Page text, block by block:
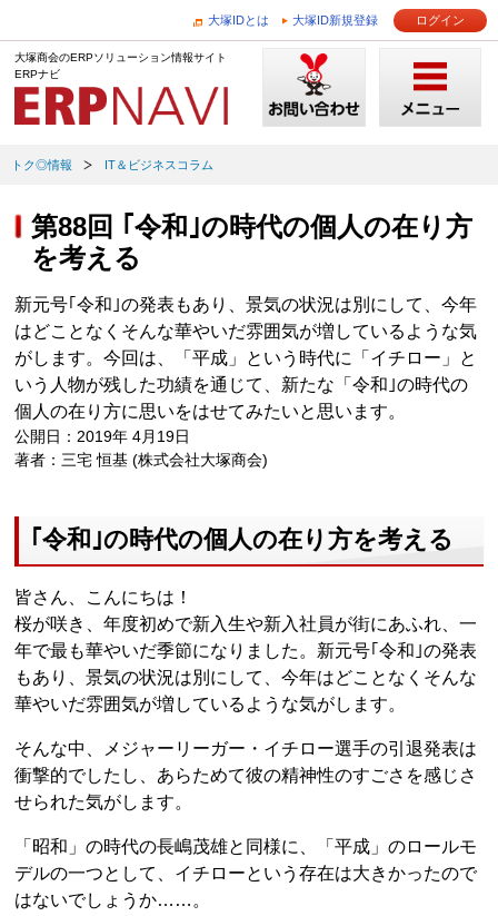
大塚IDとは 大塚ID新規登録 ログイン
大塚商会のERPソリューション情報サイト
ERPナビ
トク◎情報 IT＆ビジネスコラム
第88回 ｢令和｣の時代の個人の在り方
を考える
新元号｢令和｣の発表もあり、景気の状況は別にして、今年
はどことなくそんな華やいだ雰囲気が増しているような気
がします。今回は、「平成」という時代に「イチロー」と
いう人物が残した功績を通じて、新たな「令和｣の時代の
個人の在り方に思いをはせてみたいと思います。
公開日：2019年 4月19日
著者：三宅 恒基 (株式会社大塚商会)
｢令和｣の時代の個人の在り方を考える
皆さん、こんにちは！
桜が咲き、年度初めで新入生や新入社員が街にあふれ、一
年で最も華やいだ季節になりました。新元号｢令和｣の発表
もあり、景気の状況は別にして、今年はどことなくそんな
華やいだ雰囲気が増しているような気がします。
そんな中、メジャーリーガー・イチロー選手の引退発表は
衝撃的でしたし、あらためて彼の精神性のすごさを感じさ
せられた気がします。
「昭和」の時代の長嶋茂雄と同様に、「平成」のロールモ
デルの一つとして、イチローという存在は大きかったので
はないでしょうか……。